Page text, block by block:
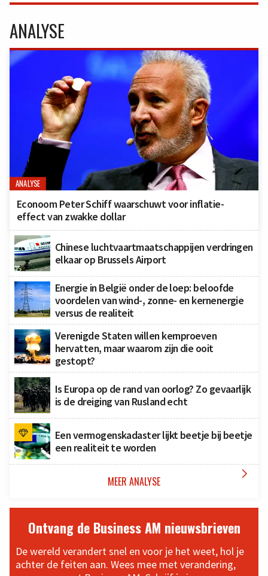
ANALYSE
ANALYSE
Econoom Peter Schiff waarschuwt voor inflatie-
effect van zwakke dollar
Chinese luchtvaartmaatschappijen verdringen
elkaar op Brussels Airport
Energie in België onder de loep: beloofde
voordelen van wind-, zonne- en kernenergie
versus de realiteit
Verenigde Staten willen kernproeven
hervatten, maar waarom zijn die ooit
gestopt?
Is Europa op de rand van oorlog? Zo gevaarlijk
is de dreiging van Rusland echt
Een vermogenskadaster lijkt beetje bij beetje
een realiteit te worden
MEER ANALYSE 
Ontvang de Business AM nieuwsbrieven
De wereld verandert snel en voor je het weet, hol je
achter de feiten aan. Wees mee met verandering,